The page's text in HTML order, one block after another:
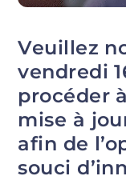
Veuillez
vendredi
procéder
mise à
afin de
souci